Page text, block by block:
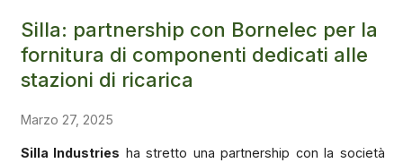
Silla: partnership con Bornelec per la
fornitura di componenti dedicati alle
stazioni di ricarica
Marzo 27, 2025
Silla Industries ha stretto una partnership con la società